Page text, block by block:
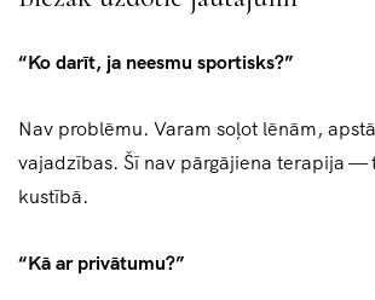
“Ko darīt, ja neesmu sportisks?”
Nav problēmu. Varam soļot lēnām,
vajadzības. Šī nav pārgājiena terapija —
kustībā.
“Kā ar privātumu?”